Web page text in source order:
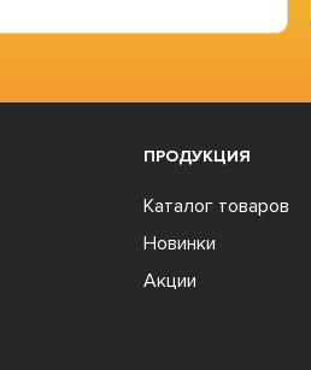
ПРОДУКЦИЯ
Каталог товаров
Новинки
Акции